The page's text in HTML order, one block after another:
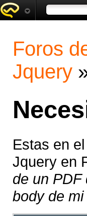
Foros
Jquery
Estas en
Jquery en
de un PDF
body de